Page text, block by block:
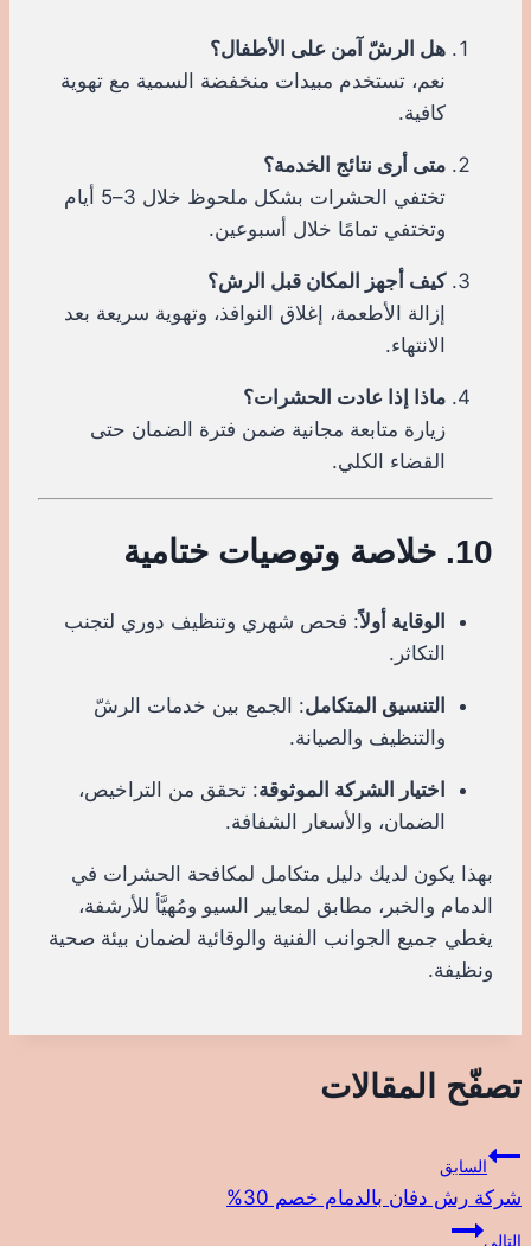
هل الرشّ آمن على الأطفال؟
نعم، تستخدم مبيدات منخفضة السمية مع تهوية
كافية.
متى أرى نتائج الخدمة؟
تختفي الحشرات بشكل ملحوظ خلال 3–5 أيام
وتختفي تمامًا خلال أسبوعين.
كيف أجهز المكان قبل الرش؟
إزالة الأطعمة، إغلاق النوافذ، وتهوية سريعة بعد
الانتهاء.
ماذا إذا عادت الحشرات؟
زيارة متابعة مجانية ضمن فترة الضمان حتى
القضاء الكلي.
10. خلاصة وتوصيات ختامية
الوقاية أولاً: فحص شهري وتنظيف دوري لتجنب
التكاثر.
التنسيق المتكامل: الجمع بين خدمات الرشّ
والتنظيف والصيانة.
اختيار الشركة الموثوقة: تحقق من التراخيص،
الضمان، والأسعار الشفافة.
بهذا يكون لديك دليل متكامل لمكافحة الحشرات في
الدمام والخبر، مطابق لمعايير السيو ومُهيَّأ للأرشفة،
يغطي جميع الجوانب الفنية والوقائية لضمان بيئة صحية
ونظيفة.
تصفّح المقالات
السابق
شركة رش دفان بالدمام خصم 30%
التالي